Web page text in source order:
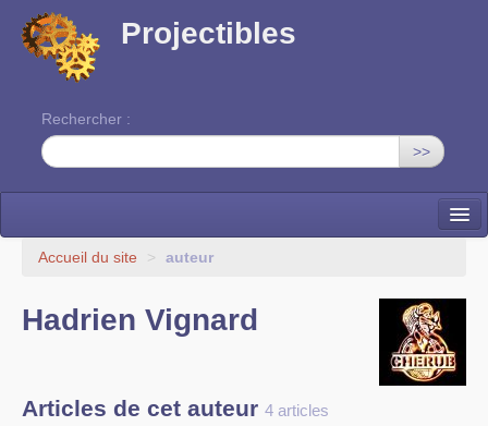
Projectibles
Rechercher :
>>
La ruche
Accueil du site > auteur
Hadrien Vignard
Articles de cet auteur 4 articles